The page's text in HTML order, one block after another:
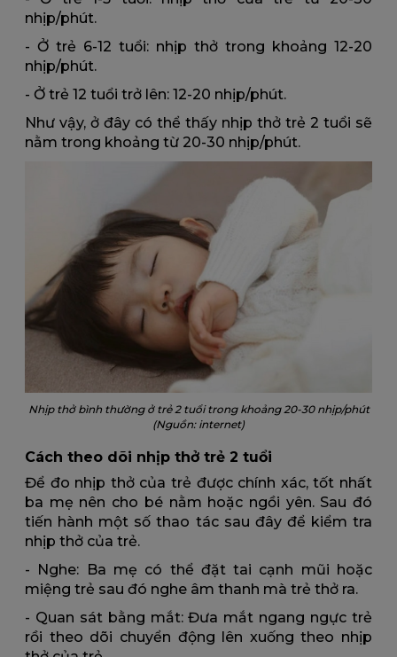
nhịp/phút.
- Ở trẻ 6-12 tuổi: nhịp thở trong khoảng 12-20
nhịp/phút.
- Ở trẻ 12 tuổi trở lên: 12-20 nhịp/phút.
Như vậy, ở đây có thể thấy nhịp thở trẻ 2 tuổi sẽ
nằm trong khoảng từ 20-30 nhịp/phút.
Nhịp thở bình thường ở trẻ 2 tuổi trong khoảng 20-30 nhịp/phút
(Nguồn: internet)
Cách theo dõi nhịp thở trẻ 2 tuổi
Để đo nhịp thở của trẻ được chính xác, tốt nhất
ba mẹ nên cho bé nằm hoặc ngồi yên. Sau đó
tiến hành một số thao tác sau đây để kiểm tra
nhịp thở của trẻ.
- Nghe: Ba mẹ có thể đặt tai cạnh mũi hoặc
miệng trẻ sau đó nghe âm thanh mà trẻ thở ra.
- Quan sát bằng mắt: Đưa mắt ngang ngực trẻ
rồi theo dõi chuyển động lên xuống theo nhịp